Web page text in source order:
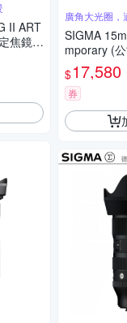
II ART
焦鏡頭
貨)
廣角大光圈，
攝影
SIGMA
mporary (
鏡 星空鏡
微單眼專用
$17,580
券